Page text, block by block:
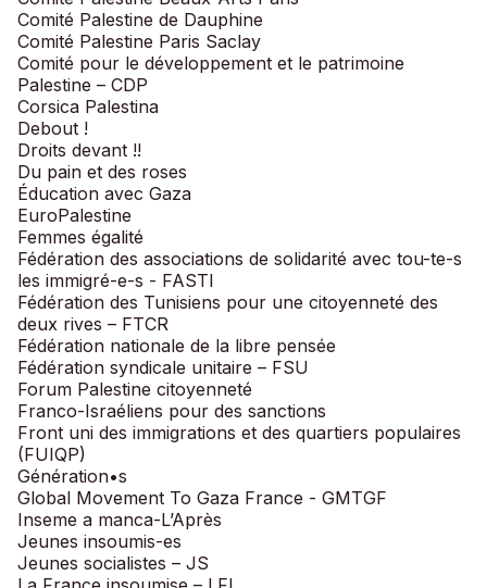
Comité Palestine de Dauphine
Comité Palestine Paris Saclay
Comité pour le développement et le patrimoine
Palestine – CDP
Corsica Palestina
Debout !
Droits devant !!
Du pain et des roses
Éducation avec Gaza
EuroPalestine
Femmes égalité
Fédération des associations de solidarité avec tou-te-s
les immigré-e-s - FASTI
Fédération des Tunisiens pour une citoyenneté des
deux rives – FTCR
Fédération nationale de la libre pensée
Fédération syndicale unitaire – FSU
Forum Palestine citoyenneté
Franco-Israéliens pour des sanctions
Front uni des immigrations et des quartiers populaires
(FUIQP)
Génération•s
Global Movement To Gaza France - GMTGF
Inseme a manca-L’Après
Jeunes insoumis-es
Jeunes socialistes – JS